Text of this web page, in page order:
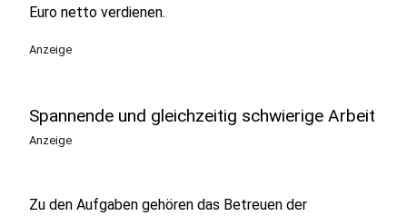
Euro netto verdienen.
Anzeige
Spannende und gleichzeitig schwierige Arbeit
Anzeige
Zu den Aufgaben gehören das Betreuen der